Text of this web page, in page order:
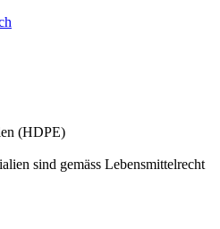
(HDPE)
sind gemäss Lebensmittelrecht